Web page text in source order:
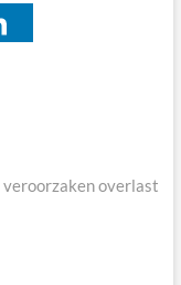
overlast